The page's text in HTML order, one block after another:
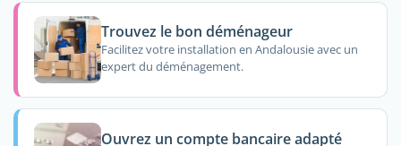
Trouvez le bon déménageur
Facilitez votre installation en Andalousie avec un
expert du déménagement.
Ouvrez un compte bancaire adapté